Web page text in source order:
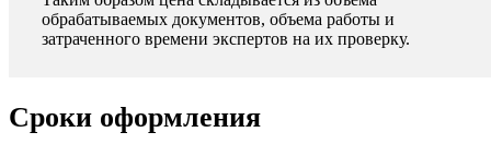
обрабатываемых документов, объема работы и
затраченного времени экспертов на их проверку.
Сроки оформления